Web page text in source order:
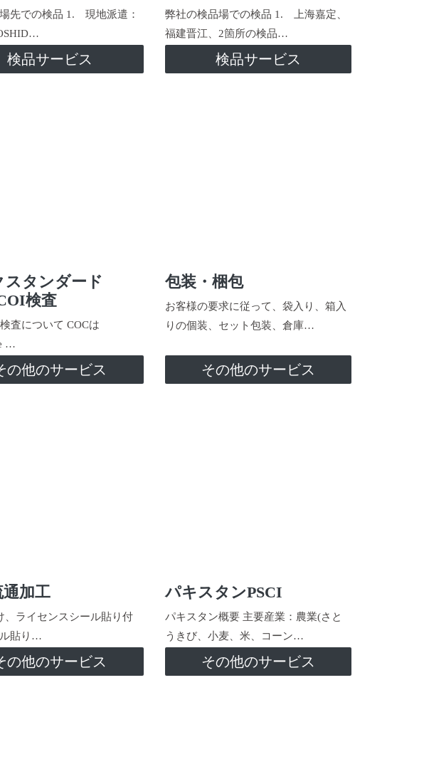
先での検品 1. 現地派遣：
検品サービス
弊社の検品場での検品 1. 上海嘉定、
福建晋江、2箇所の検品…
検品サービス
スタンダード
検査
査について COCは
…
の他のサービス
包装・梱包
お客様の要求に従って、袋入り、箱入
りの個装、セット包装、倉庫…
その他のサービス
加工
、ライセンスシール貼り付
貼り…
の他のサービス
パキスタンPSCI
パキスタン概要 主要産業：農業(さと
うきび、小麦、米、コーン…
その他のサービス